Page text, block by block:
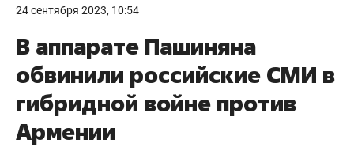
24 сентября 2023, 10:54
В аппарате Пашиняна
обвинили российские СМИ в
гибридной войне против
Армении